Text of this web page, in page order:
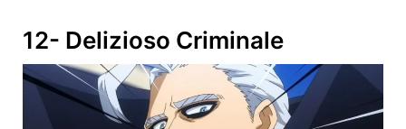
12- Delizioso Criminale